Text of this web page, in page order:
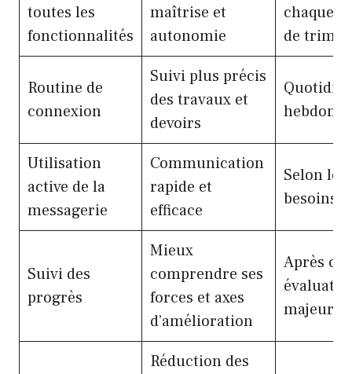
toutes les
fonctionnalités
maîtrise et
autonomie
chaque
de
Routine de
connexion
Suivi plus précis
des travaux et
devoirs
Utilisation
active de la
messagerie
Communication
rapide et
efficace
Selon les
besoins
Suivi des
progrès
Mieux
comprendre ses
forces et axes
d’amélioration
Après
majeure
Réduction des